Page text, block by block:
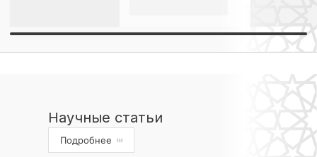
Научные статьи
Подробнее ›››